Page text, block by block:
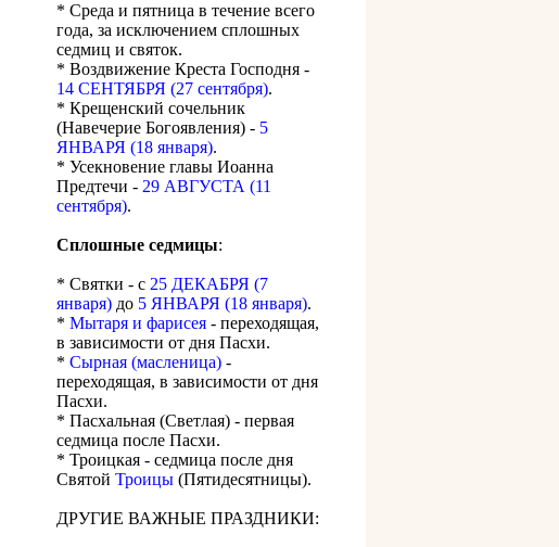
* Среда и пятница в течение всего
года, за исключением сплошных
седмиц и святок.
* Воздвижение Креста Господня -
14 СЕНТЯБРЯ (27 сентября).
* Крещенский сочельник
(Навечерие Богоявления) - 5
ЯНВАРЯ (18 января).
* Усекновение главы Иоанна
Предтечи - 29 АВГУСТА (11
сентября).
Сплошные седмицы:
* Святки - с 25 ДЕКАБРЯ (7
января) до 5 ЯНВАРЯ (18 января).
* Мытаря и фарисея - переходящая,
в зависимости от дня Пасхи.
* Сырная (масленица) -
переходящая, в зависимости от дня
Пасхи.
* Пасхальная (Светлая) - первая
седмица после Пасхи.
* Троицкая - седмица после дня
Святой Троицы (Пятидесятницы).
ДРУГИЕ ВАЖНЫЕ ПРАЗДНИКИ: